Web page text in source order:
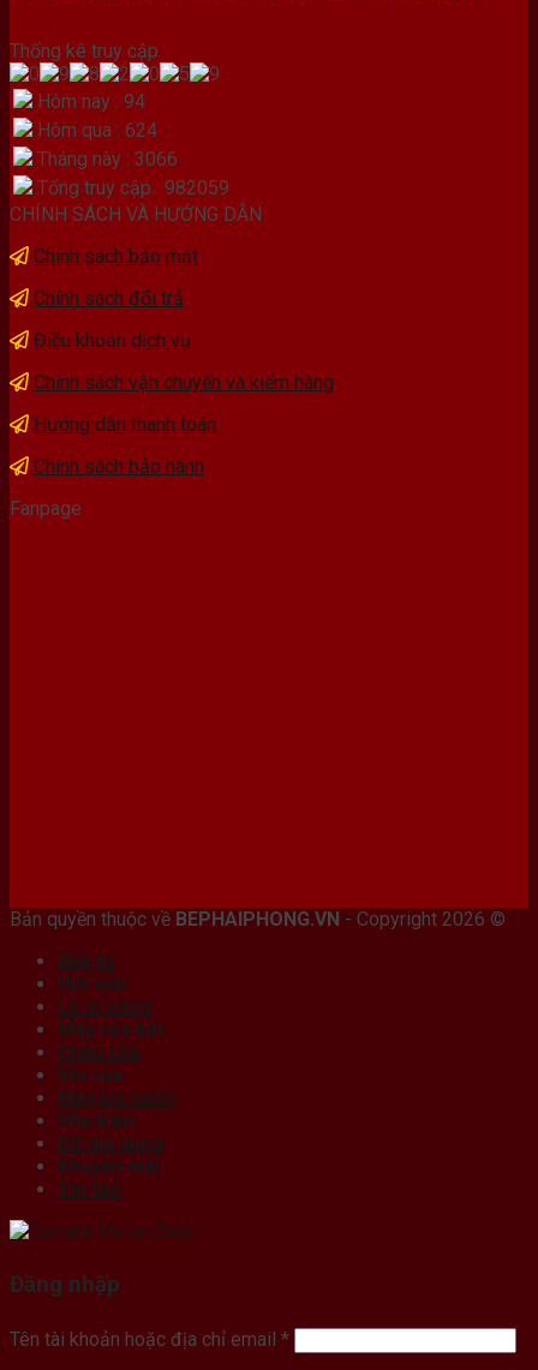
Thống kê truy cập
Hôm nay : 94
Hôm qua : 624
Tháng này : 3066
Tổng truy cập : 982059
CHÍNH SÁCH VÀ HƯỚNG DẪN
Chính sách bảo mật
Chính sách đổi trả
Điều khoản dịch vụ
Chính sách vận chuyển và kiểm hàng
Hướng dẫn thanh toán
Chính sách bảo hành
Fanpage
Bản quyền thuộc về BEPHAIPHONG.VN - Copyright 2026 ©
Bếp từ
Hút mùi
Lò vi sóng
Máy rửa bát
Chậu rửa
Vòi rửa
Máy lọc nước
Phụ kiện
Đồ gia dụng
Khuyến mãi
Tin tức
Đăng nhập
Tên tài khoản hoặc địa chỉ email *